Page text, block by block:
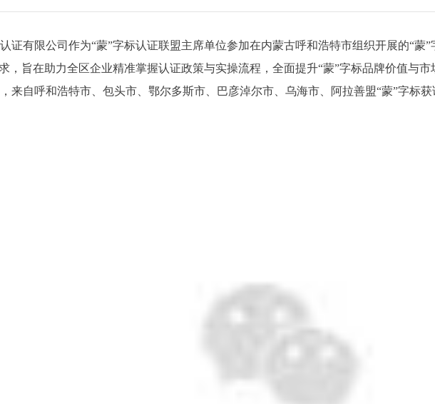
证有限公司作为“蒙”字标认证联盟主席单位参加在内蒙古呼和浩特市组织开展的“蒙
，旨在助力全区企业精准掌握认证政策与实操流程，全面提升“蒙”字标品牌价值与
来自呼和浩特市、包头市、鄂尔多斯市、巴彦淖尔市、乌海市、阿拉善盟“蒙”字标获